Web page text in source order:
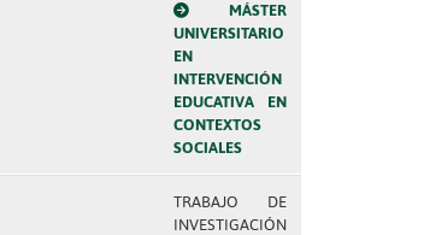
MÁSTER
UNIVERSITARIO
EN
INTERVENCIÓN
EDUCATIVA EN
CONTEXTOS
SOCIALES
TRABAJO DE
INVESTIGACIÓN